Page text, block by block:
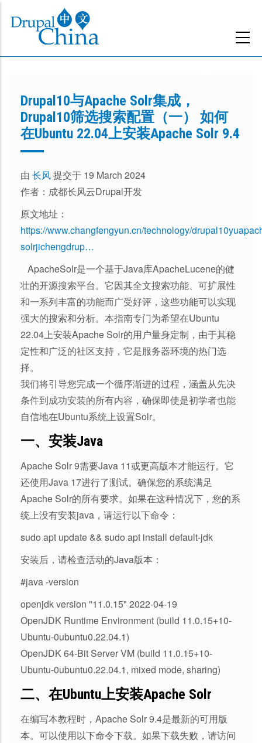
主
Drupal10与Apache Solr集成，
Drupal10筛选搜索配置（一） 如何
在Ubuntu 22.04上安装Apache Solr 9.4
由 长风提交于 19 March 2024
作者：成都长风云Drupal开发
原文地址：
https://www.changfengyun.cn/technology/
solrjichengdrup…
ApacheSolr是一个基于Java库ApacheLucene的健
壮的开源搜索平台。它因其全文搜索功能、可扩展性
和一系列丰富的功能而广受好评，这些功能可以实现
强大的搜索和分析。本指南专门为希望在Ubuntu
22.04上安装Apache Solr的用户量身定制，由于其稳
定性和广泛的社区支持，它是服务器环境的热门选
择。
我们将引导您完成一个循序渐进的过程，涵盖从先决
条件到成功安装的所有内容，确保即使是初学者也能
自信地在Ubuntu系统上设置Solr。
一、安装Java
Apache Solr 9需要Java 11或更高版本才能运行。它
还使用Java 17进行了测试。确保您的系统满足
Apache Solr的所有要求。如果在这种情况下，您的系
统上没有安装java，请运行以下命令：
sudo apt update && sudo apt install default-jdk
安装后，请检查活动的Java版本：
#java -version
openjdk version "11.0.15" 2022-04-19
OpenJDK Runtime Environment (build 11.0.15+10-
Ubuntu-0ubuntu0.22.04.1)
OpenJDK 64-Bit Server VM (build 11.0.15+10-
Ubuntu-0ubuntu0.22.04.1, mixed mode, sharing)
二、在Ubuntu上安装Apache Solr
在编写本教程时，Apache Solr 9.4是最新的可用版
本。可以使用以下命令下载。如果下载失败，请访问